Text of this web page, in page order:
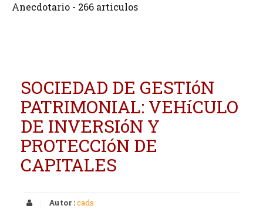
Anecdotario - 266 articulos
SOCIEDAD DE GESTIóN
PATRIMONIAL: VEHíCULO
DE INVERSIóN Y
PROTECCIóN DE
CAPITALES
Autor :cads